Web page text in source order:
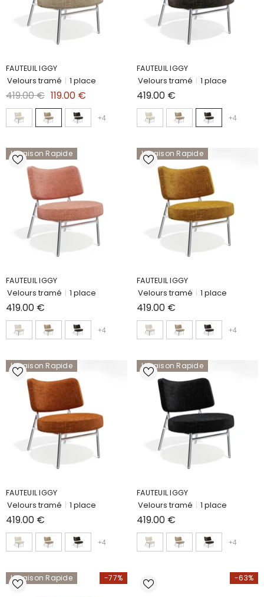
FAUTEUIL IGGY
Velours tramé | 1 place
419.00 € 119.00 €
+4
FAUTEUIL IGGY
Velours tramé | 1 place
419.00 €
+4
Livraison Rapide
FAUTEUIL IGGY
Velours tramé | 1 place
419.00 €
+4
Livraison Rapide
FAUTEUIL IGGY
Velours tramé | 1 place
419.00 €
+4
Livraison Rapide
FAUTEUIL IGGY
Velours tramé | 1 place
419.00 €
+4
Livraison Rapide
FAUTEUIL IGGY
Velours tramé | 1 place
419.00 €
+4
-77%
Livraison Rapide -63%